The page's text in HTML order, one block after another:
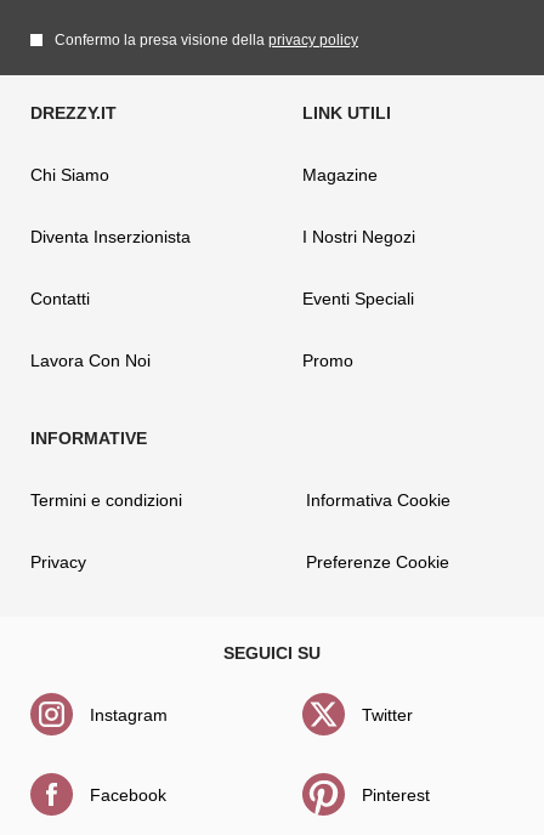
Confermo la presa visione della privacy policy
Chi Siamo
Diventa Inserzionista
Contatti
Lavora Con Noi
Magazine
I Nostri Negozi
Eventi Speciali
Promo
Termini e condizioni
Privacy
Informativa Cookie
Preferenze Cookie
Instagram
Facebook
Twitter
Pinterest